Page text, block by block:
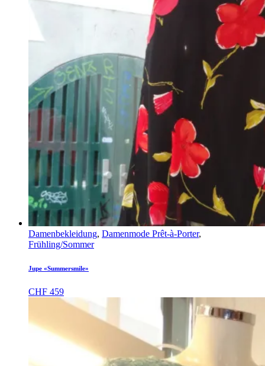
Damenbekleidung, Damenmode Prêt-à-Porter,
Frühling/Sommer
Jupe «Summersmile»
CHF 459